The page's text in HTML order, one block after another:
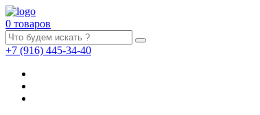
0 товаров
+7 (916) 445-34-40